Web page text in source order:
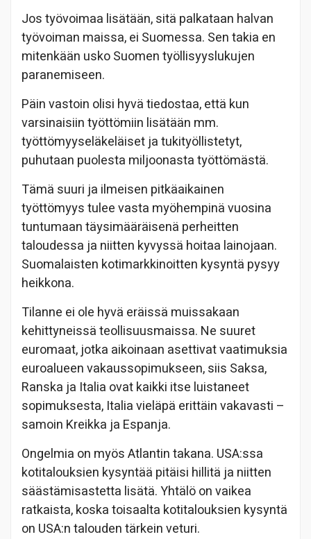
Jos työvoimaa lisätään, sitä palkataan halvan
työvoiman maissa, ei Suomessa. Sen takia en
mitenkään usko Suomen työllisyyslukujen
paranemiseen.
Päin vastoin olisi hyvä tiedostaa, että kun
varsinaisiin työttömiin lisätään mm.
työttömyyseläkeläiset ja tukityöllistetyt,
puhutaan puolesta miljoonasta työttömästä.
Tämä suuri ja ilmeisen pitkäaikainen
työttömyys tulee vasta myöhempinä vuosina
tuntumaan täysimääräisenä perheitten
taloudessa ja niitten kyvyssä hoitaa lainojaan.
Suomalaisten kotimarkkinoitten kysyntä pysyy
heikkona.
Tilanne ei ole hyvä eräissä muissakaan
kehittyneissä teollisuusmaissa. Ne suuret
euromaat, jotka aikoinaan asettivat vaatimuksia
euroalueen vakaussopimukseen, siis Saksa,
Ranska ja Italia ovat kaikki itse luistaneet
sopimuksesta, Italia vieläpä erittäin vakavasti –
samoin Kreikka ja Espanja.
Ongelmia on myös Atlantin takana. USA:ssa
kotitalouksien kysyntää pitäisi hillitä ja niitten
säästämisastetta lisätä. Yhtälö on vaikea
ratkaista, koska toisaalta kotitalouksien kysyntä
on USA:n talouden tärkein veturi.